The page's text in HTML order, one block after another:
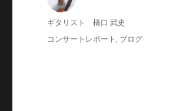
投
ギタリスト 橋口 武史
投
カ
コンサートレポート , ブログ